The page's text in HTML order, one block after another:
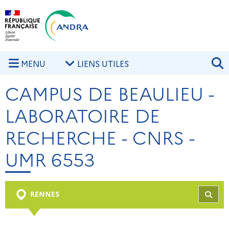
Aller au contenu principal
MENU LIENS UTILES
CAMPUS DE BEAULIEU -
LABORATOIRE DE
RECHERCHE - CNRS -
UMR 6553
RENNES